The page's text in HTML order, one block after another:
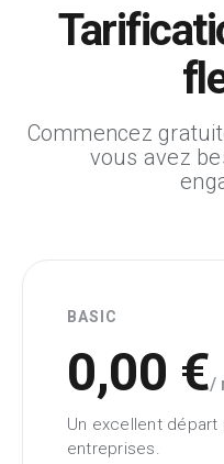
Commencez
vous avez
BASIC
0,00 €/
Un excellent
entreprises.